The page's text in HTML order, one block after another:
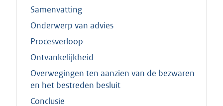
Samenvatting
Onderwerp van advies
Procesverloop
Ontvankelijkheid
Overwegingen ten aanzien van de bezwaren
en het bestreden besluit
Conclusie